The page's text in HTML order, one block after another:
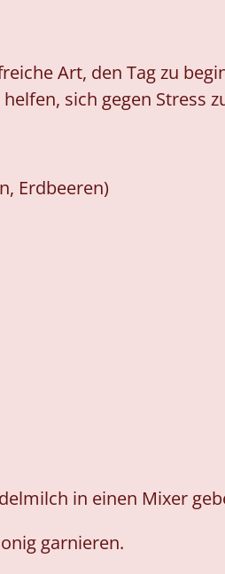
Art, den Tag zu
sich gegen Stress
Erdbeeren)
in einen Mixer
garnieren.